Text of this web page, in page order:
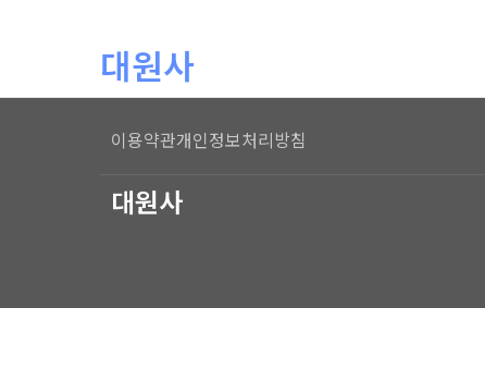
대원사
이용약관개인정보처리방침
대원사